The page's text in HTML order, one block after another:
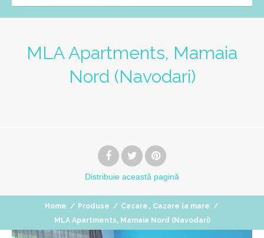
MLA Apartments, Mamaia
Nord (Navodari)
Distribuie această pagină
Home / Produse / Cazare , Cazare la mare /
MLA Apartments, Mamaia Nord (Navodari)